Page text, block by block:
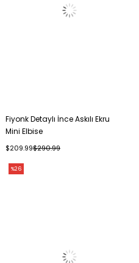
Fiyonk Detaylı İnce Askılı Ekru
Mini Elbise
$209.99$290.99
%26